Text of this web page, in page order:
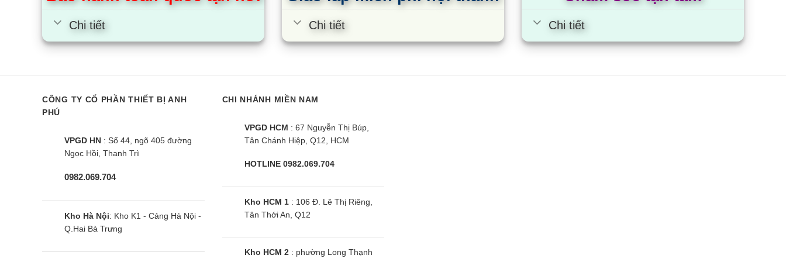
Điều hòa Casper QC-09IS36 |
9000BTU 1 chiều inverter
Chi tiết Chi tiết Chi tiết
CÔNG TY CỔ PHẦN THIẾT BỊ ANH
PHÚ
VPGD HN : Số 44, ngõ 405 đường
Ngọc Hồi, Thanh Trì
0982.069.704
Kho Hà Nội: Kho K1 - Cảng Hà Nội -
Q.Hai Bà Trưng
CHI NHÁNH MIỀN NAM
VPGD HCM : 67 Nguyễn Thị Búp,
Tân Chánh Hiệp, Q12, HCM
HOTLINE 0982.069.704
Kho HCM 1: 106 Đ. Lê Thị Riêng,
Tân Thới An, Q12
Kho HCM 2: phường Long Thạnh